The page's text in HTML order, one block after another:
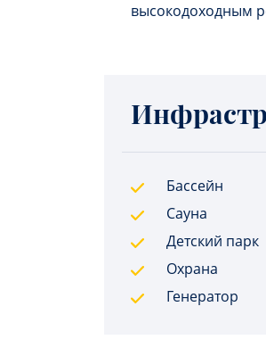
высокодоходным
Бассейн
Сауна
Детский парк
Охрана
Генератор